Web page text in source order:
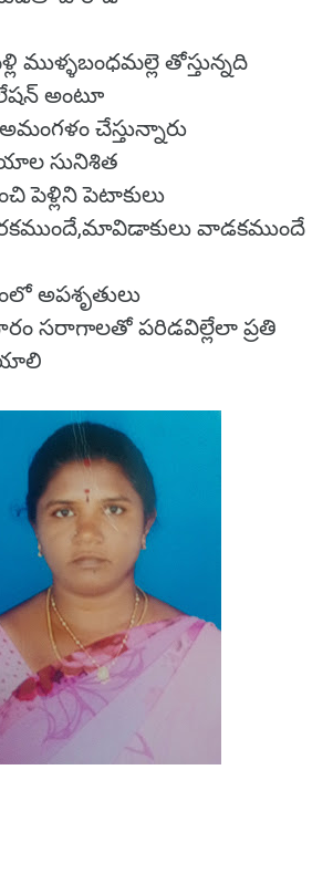
ముళ్ళబంధమల్లె తోస్తున్నది
అంటూ
చేస్తున్నారు
సునిశిత
పెళ్లిని పెటాకులు
వాడకముందే
అపశృతులు
సరాగాలతో పరిడవిల్లేలా ప్రతి